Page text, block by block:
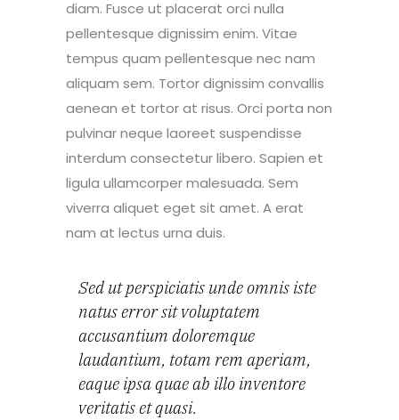
diam. Fusce ut placerat orci nulla
pellentesque dignissim enim. Vitae
tempus quam pellentesque nec nam
aliquam sem. Tortor dignissim convallis
aenean et tortor at risus. Orci porta non
pulvinar neque laoreet suspendisse
interdum consectetur libero. Sapien et
ligula ullamcorper malesuada. Sem
viverra aliquet eget sit amet. A erat
nam at lectus urna duis.
Sed ut perspiciatis unde omnis iste
natus error sit voluptatem
accusantium doloremque
laudantium, totam rem aperiam,
eaque ipsa quae ab illo inventore
veritatis et quasi.